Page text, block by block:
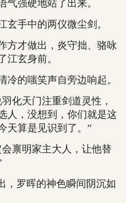
气强硬地站了出来。
手中的两仪微尘剑。
才做出，炎守拙、骆咏
江玄身前。
的嗤笑声自旁边响起。
天门注重剑道灵性，
人，没想到，你们就是这
天算是见识到了。”
禀明家主大人，让他替
罗晖的神色瞬间阴沉如